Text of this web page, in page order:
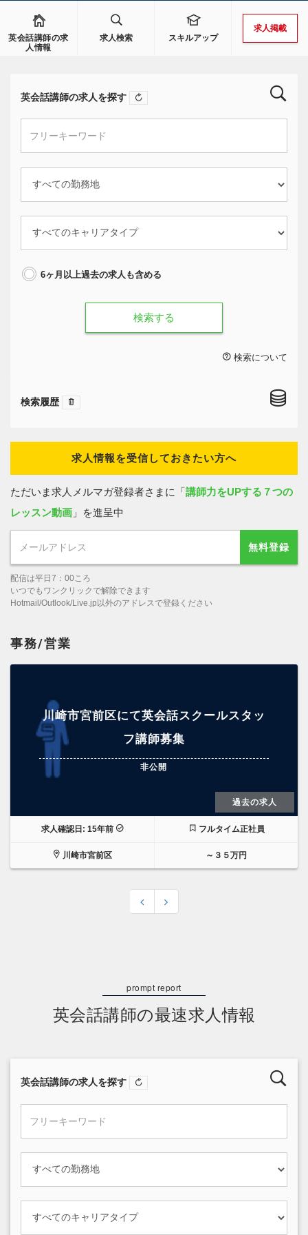
英会話講師の求
人情報
求人検索 スキルアップ
求人掲載
英会話講師の求人を探す
6ヶ月以上過去の求人も含める
検索する
検索について
検索履歴
求人情報を受信しておきたい方へ
ただいま求人メルマガ登録者さまに「 講師力をUPする７つの
レッスン動画 」を進呈中
無料登録
配信は平日7：00ころ
いつでもワンクリックで解除できます
Hotmail/Outlook/Live.jp以外のアドレスで登録ください
事務/営業
川崎市宮前区にて英会話スクールスタッ
フ講師募集
非公開
過去の求人
求人確認日: 15年前 フルタイム正社員
川崎市宮前区 ～３５万円
英会話講師の最速求人情報
英会話講師の求人を探す